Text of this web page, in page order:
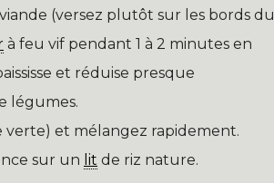
(versez plutôt sur les bords du
à feu vif pendant 1 à 2 minutes en
et réduise presque
légumes.
verte) et mélangez rapidement.
sur un lit de riz nature.